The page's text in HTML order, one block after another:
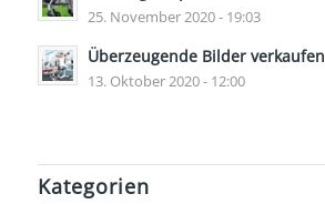
25. November 2020 - 19:03
Überzeugende Bilder verkaufen
13. Oktober 2020 - 12:00
Kategorien